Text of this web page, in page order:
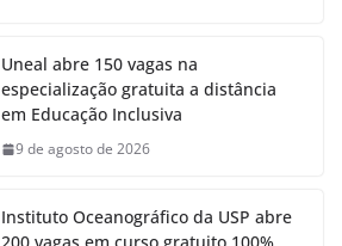
Uneal abre 150 vagas na
especialização gratuita a distância
em Educação Inclusiva
9 de agosto de 2026
Instituto Oceanográfico da USP abre